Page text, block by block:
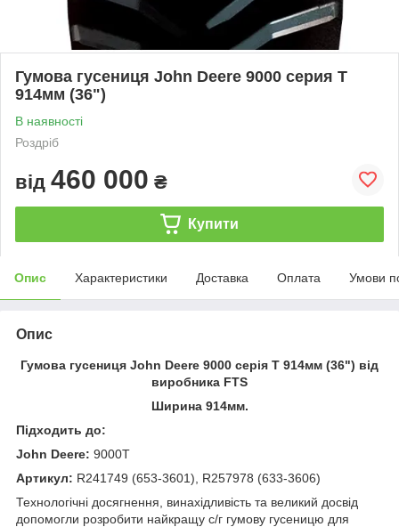
Гумова гусениця John Deere 9000 серия T
914мм (36")
В наявності
Роздріб
від 460 000 ₴
Купити
Опис Характеристики Доставка Оплата Умови
Опис
Гумова гусениця John Deere 9000 серія T 914мм (36") від
виробника FTS
Ширина 914мм.
Підходить до:
John Deere: 9000T
Артикул: R241749 (653-3601), R257978 (633-3606)
Технологічні досягнення, винахідливість та великий досвід
допомогли розробити найкращу с/г гумову гусеницю для